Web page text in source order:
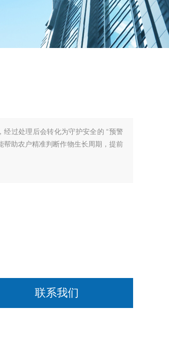
过处理后会转化为守护安全的 “预警
助农户精准判断作物生长周期，提前
联系我们